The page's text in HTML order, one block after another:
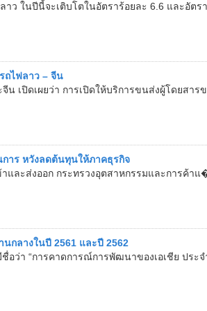
ว ในปีนี้จะเติบโตในอัตราร้อยละ 6.6 และอัตร
ถไฟลาว – จีน
เปิดเผยว่า การเปิดให้บริการขนส่งผู้โดยสารข
าร หวังลดต้นทุนให้ภาคธุรกิจ
ะส่งออก กระทรวงอุตสาหกรรมและการค้าแ
นกลางในปี 2561 และปี 2562
อว่า “การคาดการณ์การพัฒนาของเอเชีย ประจ